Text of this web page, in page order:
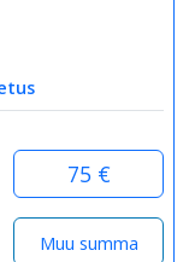
75 €